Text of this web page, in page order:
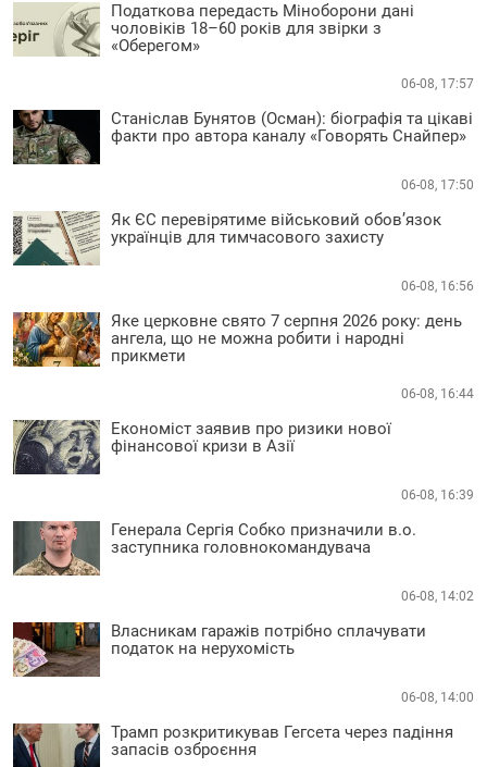
Податкова передасть Міноборони дані
чоловіків 18–60 років для звірки з
«Оберегом»
06-08, 17:57
Станіслав Бунятов (Осман): біографія та цікаві
факти про автора каналу «Говорять Снайпер»
06-08, 17:50
Як ЄС перевірятиме військовий обов’язок
українців для тимчасового захисту
06-08, 16:56
Яке церковне свято 7 серпня 2026 року: день
ангела, що не можна робити і народні
прикмети
06-08, 16:44
Економіст заявив про ризики нової
фінансової кризи в Азії
06-08, 16:39
Генерала Сергія Собко призначили в.о.
заступника головнокомандувача
06-08, 14:02
Власникам гаражів потрібно сплачувати
податок на нерухомість
06-08, 14:00
Трамп розкритикував Гегсета через падіння
запасів озброєння